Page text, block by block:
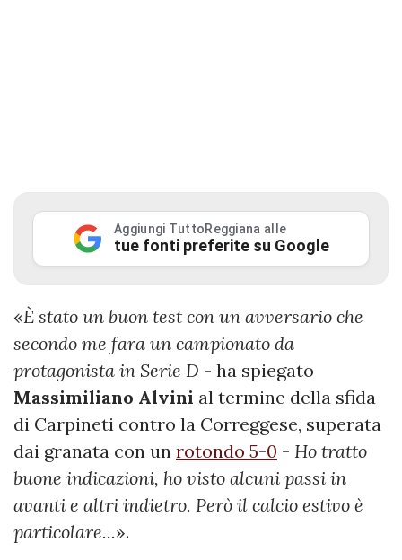
Aggiungi TuttoReggiana alle
tue fonti preferite su Google
«È stato un buon test con un avversario che
secondo me fara un campionato da
protagonista in Serie D - ha spiegato
Massimiliano Alvini al termine della sfida
di Carpineti contro la Correggese, superata
dai granata con un rotondo 5-0 - Ho tratto
buone indicazioni, ho visto alcuni passi in
avanti e altri indietro. Però il calcio estivo è
particolare...».